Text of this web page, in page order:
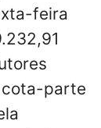
feira
cota-parte